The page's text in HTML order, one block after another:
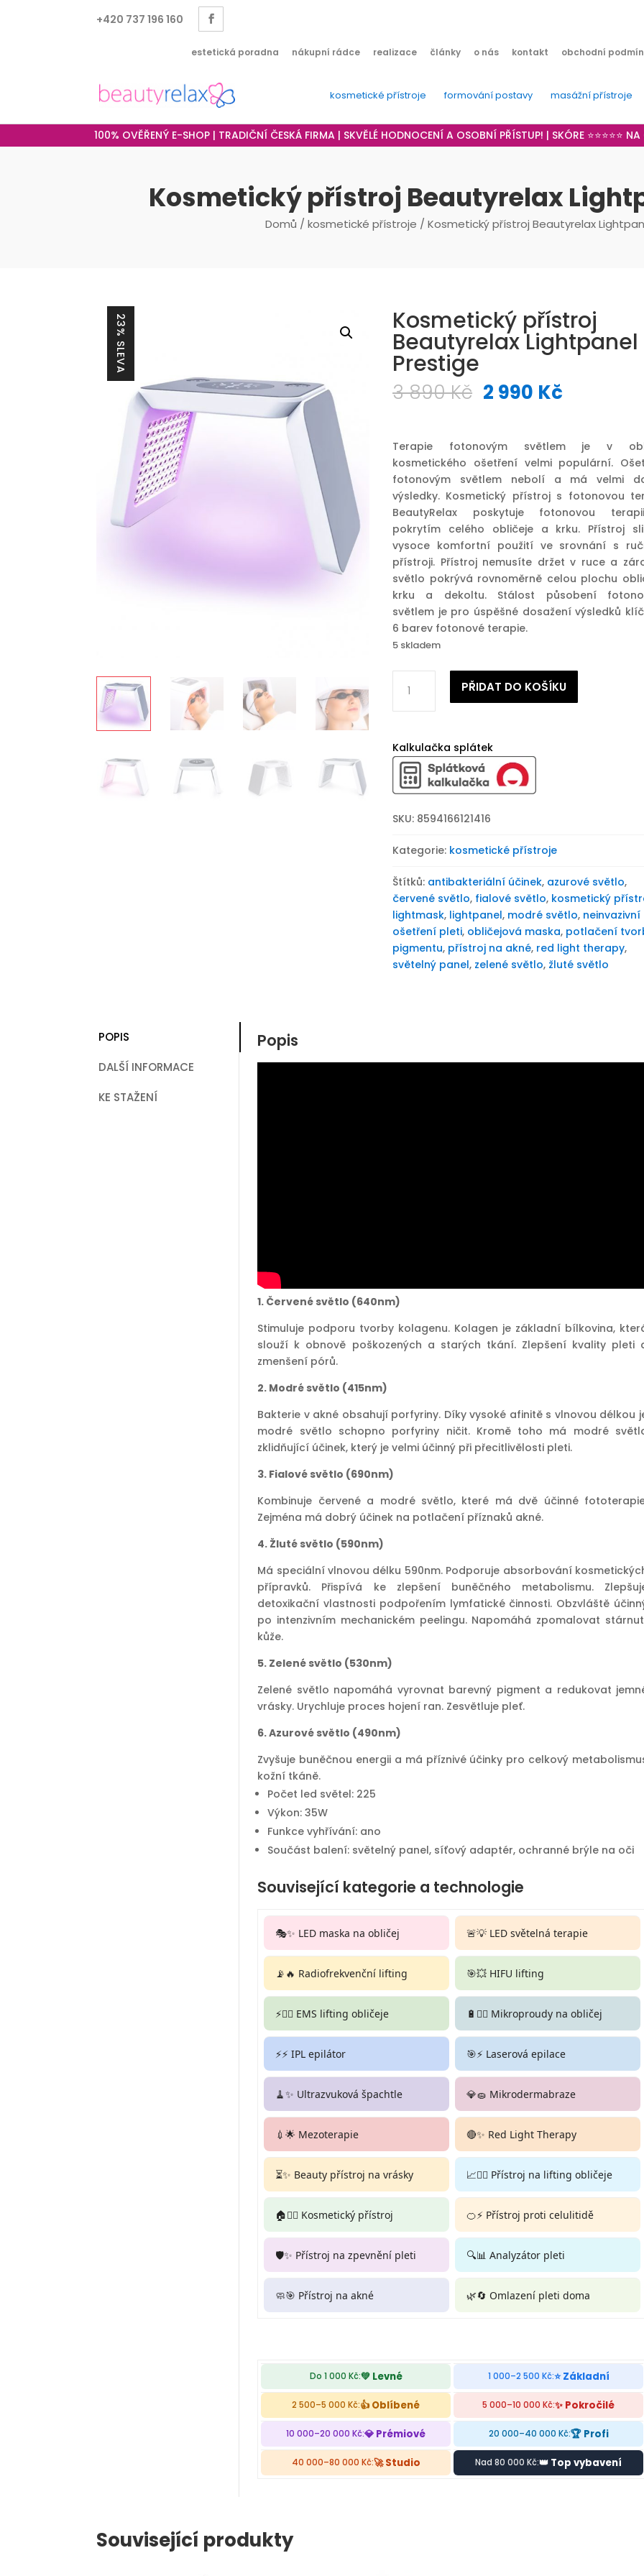
+420 737 196 160
estetická poradna nákupní rádce realizace články o nás kontakt obchodní
kosmetické přístroje formování postavy masážní přístroje
100% OVĚŘENÝ E-SHOP | TRADIČNÍ ČESKÁ FIRMA | SKVĚLÉ HODNOCENÍ A OSOBNÍ PŘÍSTUP! | SKÓRE ⭐⭐⭐⭐⭐
Kosmetický přístroj Beautyrelax
Domů / kosmetické přístroje / Kosmetický přístroj Beautyrelax
23% SLEVA Kosmetický přístroj
Beautyrelax Lightpanel
Prestige
3 890Kč Původní
3
890 Kč.
2 990 Kč
2
990 Kč.
Terapie fotonovým světlem je v
kosmetického ošetření velmi populární.
fotonovým světlem nebolí a má velmi
výsledky. Kosmetický přístroj s fotonovou
BeautyRelax poskytuje fotonovou
pokrytím celého obličeje a krku. Přístroj
vysoce komfortní použití ve srovnání s
přístroji. Přístroj nemusíte držet v ruce a
světlo pokrývá rovnoměrně celou plochu
krku a dekoltu. Stálost působení
světlem je pro úspěšné dosažení výsledků
6 barev fotonové terapie.
5 skladem
přístroj
Beautyrelax
Prestige
množství
PŘIDAT DO KOŠÍKU
Kalkulačka splátek
SKU: 8594166121416
Kategorie: kosmetické přístroje
Štítků: antibakteriální účinek, azurové světlo,
červené světlo, fialové světlo, kosmetický
lightmask, lightpanel, modré světlo, neinvazivní
ošetření pleti, obličejová maska, potlačení
pigmentu, přístroj na akné, red light therapy,
světelný panel, zelené světlo, žluté světlo
POPIS
DALŠÍ INFORMACE
KE STAŽENÍ
Popis
1. Červené světlo (640nm)
Stimuluje podporu tvorby kolagenu. Kolagen je základní bílkovina,
slouží k obnově poškozených a starých tkání. Zlepšení kvality pleti
zmenšení pórů.
2. Modré světlo (415nm)
Bakterie v akné obsahují porfyriny. Díky vysoké afinitě s vlnovou délkou
modré světlo schopno porfyriny ničit. Kromě toho má modré
zklidňující účinek, který je velmi účinný při přecitlivělosti pleti.
3. Fialové světlo (690nm)
Kombinuje červené a modré světlo, které má dvě účinné
Zejména má dobrý účinek na potlačení příznaků akné.
4. Žluté světlo (590nm)
Má speciální vlnovou délku 590nm. Podporuje absorbování
přípravků. Přispívá ke zlepšení buněčného metabolismu.
detoxikační vlastnosti podpořením lymfatické činnosti. Obzvláště
po intenzivním mechanickém peelingu. Napomáhá zpomalovat
kůže.
5. Zelené světlo (530nm)
Zelené světlo napomáhá vyrovnat barevný pigment a redukovat
vrásky. Urychluje proces hojení ran. Zesvětluje pleť.
6. Azurové světlo (490nm)
Zvyšuje buněčnou energii a má příznivé účinky pro celkový
kožní tkáně.
Počet led světel: 225
Výkon: 35W
Funkce vyhřívání: ano
Součást balení: světelný panel, síťový adaptér, ochranné brýle na oči
Související kategorie a technologie
🎭✨ LED maska na obličej 🚨💡 LED světelná terapie
📡🔥 Radiofrekvenční lifting 🎯💥 HIFU lifting
⚡🏋️‍♀️ EMS lifting obličeje 🔋💆‍♀️ Mikroproudy na obličej
⚡⚡ IPL epilátor 🎯⚡ Laserová epilace
🧹✨ Ultrazvuková špachtle 💎🧽 Mikrodermabraze
💉🌟 Mezoterapie 🔴✨ Red Light Therapy
⏳✨ Beauty přístroj na vrásky 📈💆‍♀️ Přístroj na lifting obličeje
🏠💆‍♀️ Kosmetický přístroj 🍊⚡ Přístroj proti celulitidě
🛡️✨ Přístroj na zpevnění pleti 🔍📊 Analyzátor pleti
🧼🎯 Přístroj na akné 🌿🔄 Omlazení pleti doma
Do 1 000 Kč:💚 Levné 1 000–2 500 Kč:⭐ Základní
2 500–5 000 Kč:👍 Oblíbené 5 000–10 000 Kč:✨ Pokročilé
10 000–20 000 Kč:💎 Prémiové 20 000–40 000 Kč:🏆 Profi
40 000–80 000 Kč:🚀 Studio Nad 80 000 Kč:👑 Top vybavení
Související produkty